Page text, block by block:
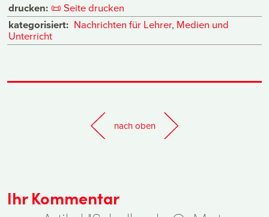
drucken: 📜 Seite drucken
kategorisiert: Nachrichten für Lehrer, Medien und
Unterricht
nach oben
Ihr Kommentar